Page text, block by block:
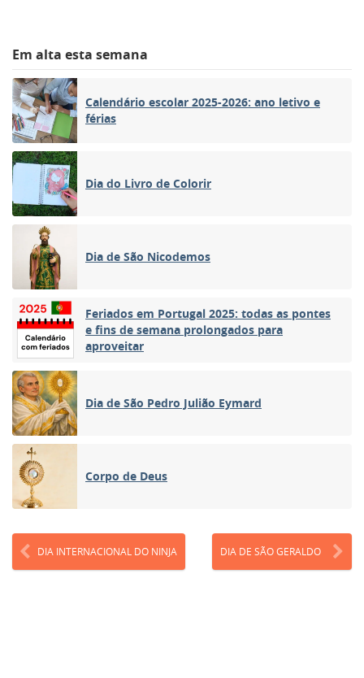
Em alta esta semana
Calendário escolar 2025-2026: ano letivo e
férias
Dia do Livro de Colorir
Dia de São Nicodemos
Feriados em Portugal 2025: todas as pontes
e fins de semana prolongados para
aproveitar
Dia de São Pedro Julião Eymard
Corpo de Deus
DIA INTERNACIONAL DO NINJA DIA DE SÃO GERALDO